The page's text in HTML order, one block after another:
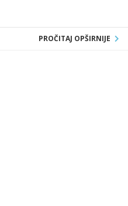
PROČITAJ OPŠIRNIJE